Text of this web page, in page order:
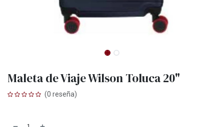
Maleta de Viaje Wilson Toluca 20"
(0 reseña)